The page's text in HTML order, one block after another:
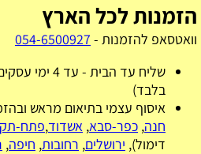
הזמנות לכל הארץ
וואטסאפ להזמנות - 054-6500927
בלבד)
איסוף עצמי בתיאום מראש
חנה, כפר-סבא, אשדוד,פתח-
דימול), ירושלים, רחובות, חיפה,